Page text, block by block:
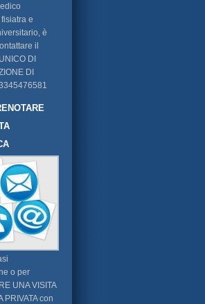
e
è
il
DI
DI
o per
UNA VISITA
PRIVATA con